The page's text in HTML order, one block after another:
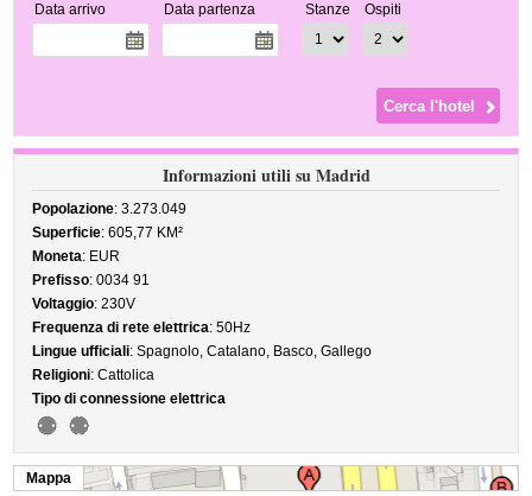
Data arrivo Data partenza Stanze Ospiti
Informazioni utili su Madrid
Popolazione: 3.273.049
Superficie: 605,77 KM²
Moneta: EUR
Prefisso: 0034 91
Voltaggio: 230V
Frequenza di rete elettrica: 50Hz
Lingue ufficiali: Spagnolo, Catalano, Basco, Gallego
Religioni: Cattolica
Tipo di connessione elettrica
Mappa